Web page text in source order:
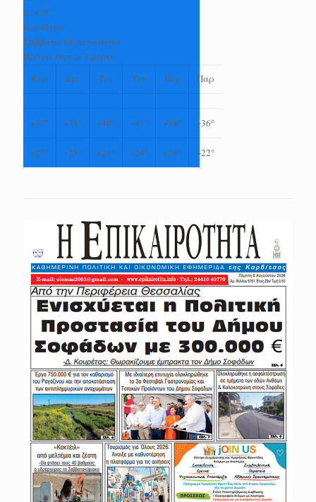
L: +25°
Καρδίτσα
Σάββατο, 08 Αύγουστος
Πρόγνωση για 7 μέρες
Κυρ
Δευ Τρι Τετ Πεμ Παρ
+37° +38° +40° +41° +38° +36°
+27° +25° +24° +24° +24° +22°